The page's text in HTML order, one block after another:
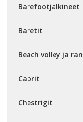
Barefootjalkineet
Baretit
Beach volley ja
Caprit
Chestrigit